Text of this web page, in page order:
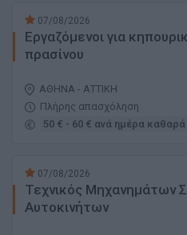
07/08/2026
Εργαζόμενοι για
πρασίνου
ΑΘΗΝΑ - ΑΤΤΙΚΗ
Πλήρης απασχόληση
50 € - 60 € ανά ημέρα καθαρά
07/08/2026
Τεχνικός Μηχανημάτων
Αυτοκινήτων